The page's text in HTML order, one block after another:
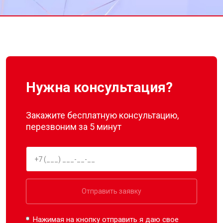
Замена нижнего уплотнителя
дверцы
Нужна консультация?
Закажите бесплатную консультацию,
перезвоним за 5 минут
Отправить заявку
Нажимая на кнопку отправить я даю свое